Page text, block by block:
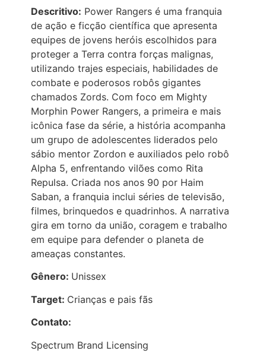
Descritivo: Power Rangers é uma franquia
de ação e ficção científica que apresenta
equipes de jovens heróis escolhidos para
proteger a Terra contra forças malignas,
utilizando trajes especiais, habilidades de
combate e poderosos robôs gigantes
chamados Zords. Com foco em Mighty
Morphin Power Rangers, a primeira e mais
icônica fase da série, a história acompanha
um grupo de adolescentes liderados pelo
sábio mentor Zordon e auxiliados pelo robô
Alpha 5, enfrentando vilões como Rita
Repulsa. Criada nos anos 90 por Haim
Saban, a franquia inclui séries de televisão,
filmes, brinquedos e quadrinhos. A narrativa
gira em torno da união, coragem e trabalho
em equipe para defender o planeta de
ameaças constantes.
Gênero: Unissex
Target: Crianças e pais fãs
Contato:
Spectrum Brand Licensing